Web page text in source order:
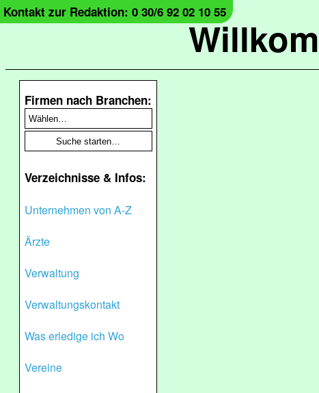
Kontakt zur Redaktion: 0 30/6 92 02 10 55
Firmen nach Branchen:
Verzeichnisse & Infos:
Unternehmen von A-Z
Ärzte
Verwaltung
Verwaltungskontakt
Was erledige ich Wo
Vereine